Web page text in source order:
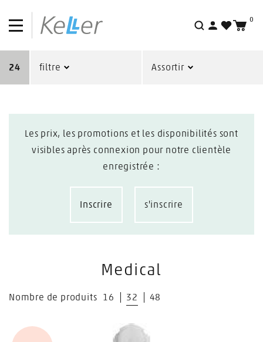
Recherche
0
24 filtre Assortir
Les prix, les promotions et les disponibilités sont
visibles après connexion pour notre clientèle
enregistrée :
Inscrire s'inscrire
Medical
Nombre de produits 16 32 48